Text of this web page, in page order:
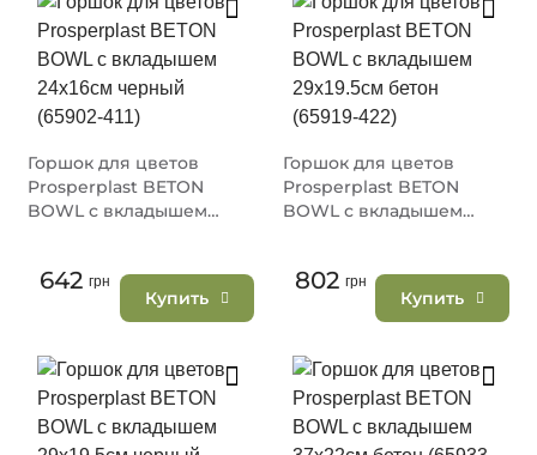
Горшок для цветов
Prosperplast BETON
BOWL с вкладышем
642 грн
Купить
Горшок для цветов
Prosperplast BETON
BOWL с вкладышем
802 грн
Купить